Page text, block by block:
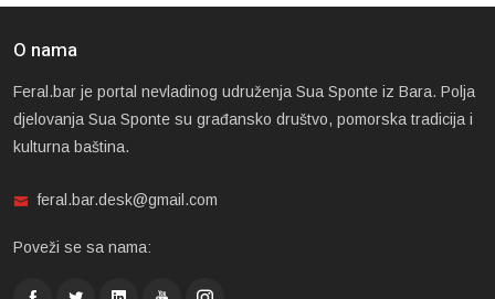
O nama
Feral.bar je portal nevladinog udruženja Sua Sponte iz Bara. Polja
djelovanja Sua Sponte su građansko društvo, pomorska tradicija i
kulturna baština.
feral.bar.desk@gmail.com
Poveži se sa nama: